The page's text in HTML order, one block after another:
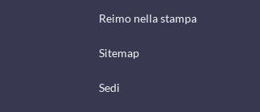
Reimo nella stampa
Sitemap
Sedi